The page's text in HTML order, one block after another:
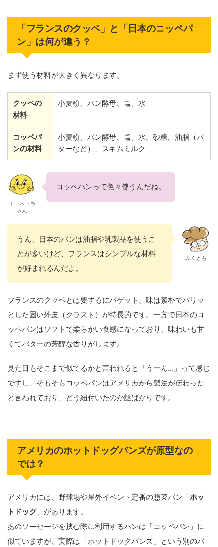
「フランスのクッペ」と「日本のコッペパ
ン」は何が違う？
まず使う材料が大きく異なります。
クッペの
材料
小麦粉、パン酵母、塩、水
コッペパ
ンの材料
小麦粉、パン酵母、塩、水、砂糖、油脂（バ
ターなど）、スキムミルク
イーストち
ゃん
コッペパンって色々使うんだね。
うん、日本のパンは油脂や乳製品を使うこ
とが多いけど、フランスはシンプルな材料
が好まれるんだよ。
ふくとも
フランスのクッペとは要するにバゲット。味は素朴でバリッ
とした固い外皮（クラスト）が特長的です。一方で日本のコ
ッペパンはソフトで柔らかい食感になっており、味わいも甘
くてバターの芳醇な香りがします。
見た目もそこまで似てるかと言われると「うーん…」って感じ
ですし、そもそもコッペパンはアメリカから製法が伝わった
と言われており、どう紐付いたのか謎ばかりです。
アメリカのホットドッグバンズが原型なの
では？
アメリカには、野球場や屋外イベント定番の惣菜パン「ホッ
トドッグ」があります。
あのソーセージを挟む際に利用するパンは「コッペパン」に
似ていますが、実際は「ホットドッグバンズ」という別のパ